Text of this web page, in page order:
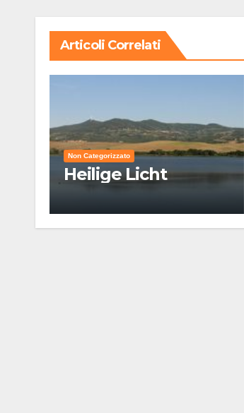
Articoli Correlati
Non Categorizzato
Heilige Licht